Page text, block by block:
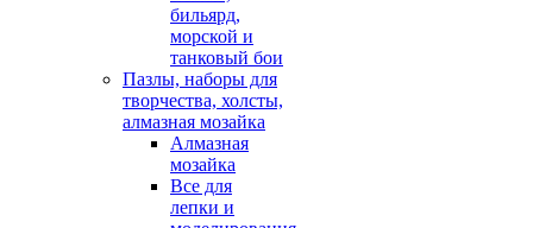
бильярд,
морской и
танковый бои
Пазлы, наборы для
творчества, холсты,
алмазная мозайка
Алмазная
мозайка
Все для
лепки и